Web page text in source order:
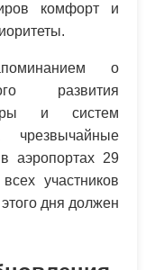
комфорт и
о
развития
и систем
чрезвычайные
аэропортах 29
участников
дня должен